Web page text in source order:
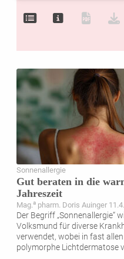
Sonnenallergie
Gut beraten in die
Jahreszeit
Mag.a pharm. Doris Auinger
Der Begriff „Sonnenallergie“
Volksmund für diverse
verwendet, wobei in fast
polymorphe Lichtdermatose